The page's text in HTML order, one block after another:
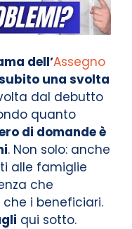
dell’Assegno
una svolta
dal debutto
quanto
di domande è
. Non solo: anche
alle famiglie
che
i beneficiari.
qui sotto.